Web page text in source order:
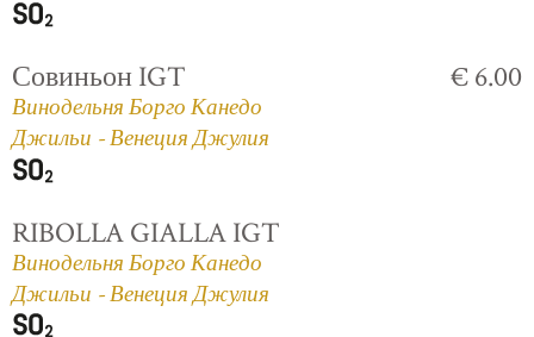
Совиньон IGT
Винодельня Борго Канедо
Джильи - Венеция Джулия
€ 6.00
RIBOLLA GIALLA IGT
Винодельня Борго Канедо
Джильи - Венеция Джулия